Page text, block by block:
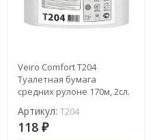
Veiro Comfort T204
Туалетная бумага
средних рулоне 170м, 2сл.
Артикул: T204
118 ₽